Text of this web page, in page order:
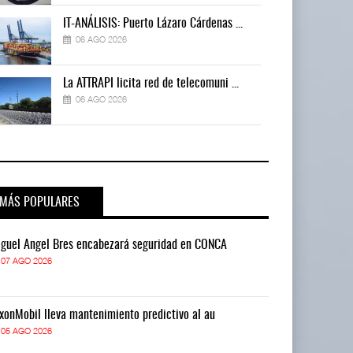
IT-ANÁLISIS: Puerto Lázaro Cárdenas ...
06 AGO 2026
La ATTRAPI licita red de telecomuni ...
06 AGO 2026
MÁS POPULARES
Ángel Bres encabezará seguridad en CONCA
07 AGO 2026
lleva mantenimiento predictivo al au
05 AGO 2026